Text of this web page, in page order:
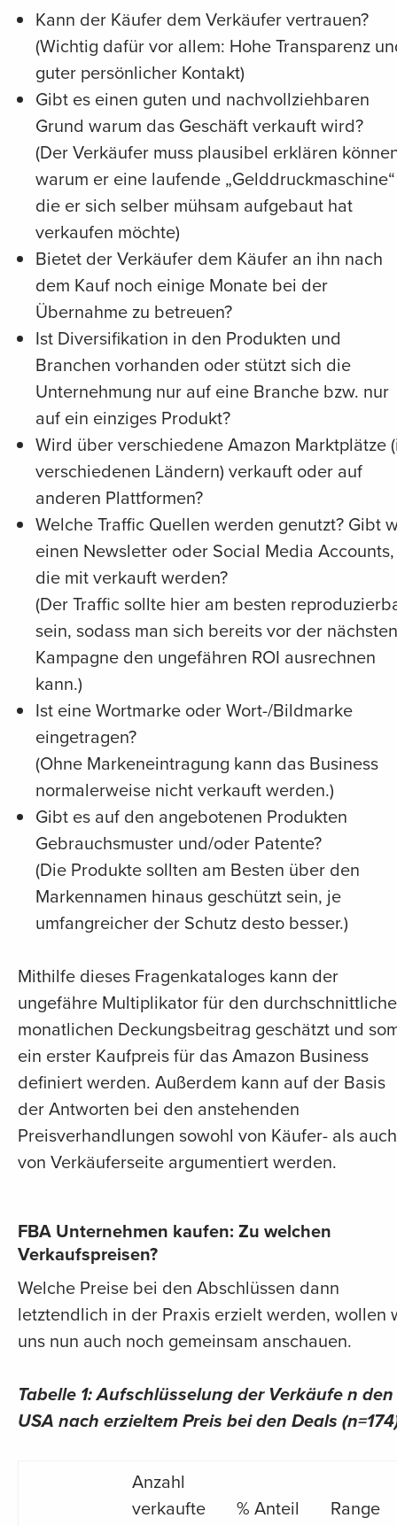
Kann der Käufer dem Verkäufer vertrauen?
(Wichtig dafür vor allem: Hohe Transparenz
guter persönlicher Kontakt)
Gibt es einen guten und nachvollziehbaren
Grund warum das Geschäft verkauft wird?
(Der Verkäufer muss plausibel erklären
warum er eine laufende „Gelddruckmaschine“
die er sich selber mühsam aufgebaut hat
verkaufen möchte)
Bietet der Verkäufer dem Käufer an ihn nach
dem Kauf noch einige Monate bei der
Übernahme zu betreuen?
Ist Diversifikation in den Produkten und
Branchen vorhanden oder stützt sich die
Unternehmung nur auf eine Branche bzw. nur
auf ein einziges Produkt?
Wird über verschiedene Amazon Marktplätze
verschiedenen Ländern) verkauft oder auf
anderen Plattformen?
Welche Traffic Quellen werden genutzt? Gibt
einen Newsletter oder Social Media Accounts,
die mit verkauft werden?
(Der Traffic sollte hier am besten
sein, sodass man sich bereits vor der nächsten
Kampagne den ungefähren ROI ausrechnen
kann.)
Ist eine Wortmarke oder Wort-/Bildmarke
eingetragen?
(Ohne Markeneintragung kann das Business
normalerweise nicht verkauft werden.)
Gibt es auf den angebotenen Produkten
Gebrauchsmuster und/oder Patente?
(Die Produkte sollten am Besten über den
Markennamen hinaus geschützt sein, je
umfangreicher der Schutz desto besser.)
Mithilfe dieses Fragenkataloges kann der
ungefähre Multiplikator für den
monatlichen Deckungsbeitrag geschätzt und
ein erster Kaufpreis für das Amazon Business
definiert werden. Außerdem kann auf der Basis
der Antworten bei den anstehenden
Preisverhandlungen sowohl von Käufer- als auch
von Verkäuferseite argumentiert werden.
FBA Unternehmen kaufen: Zu welchen
Verkaufspreisen?
Welche Preise bei den Abschlüssen dann
letztendlich in der Praxis erzielt werden, wollen
uns nun auch noch gemeinsam anschauen.
Tabelle 1: Aufschlüsselung der Verkäufe n den
USA nach erzieltem Preis bei den Deals
Anzahl
verkaufte
% Anteil
Range